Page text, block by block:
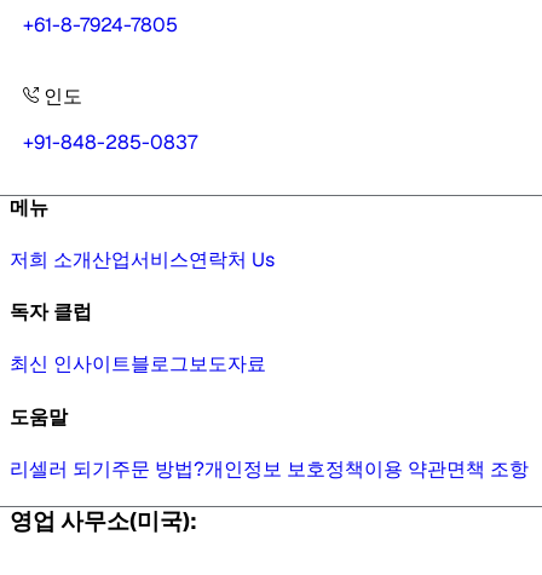
+61-8-7924-7805
인도
+91-848-285-0837
메뉴
저희 소개산업서비스연락처 Us
독자 클럽
최신 인사이트블로그보도자료
도움말
리셀러 되기주문 방법?개인정보 보호정책이용 약관면책 조항
영업 사무소(미국):